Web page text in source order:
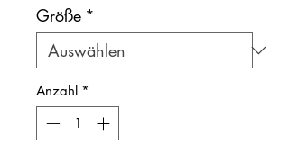
Größe *
Anzahl *